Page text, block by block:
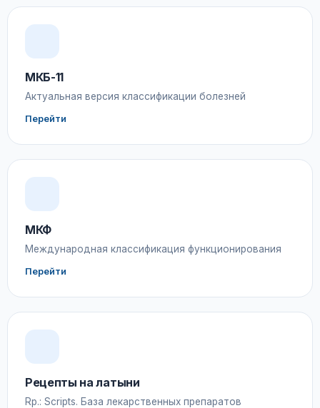
МКБ-11
Актуальная версия классификации болезней
Перейти
МКФ
Международная классификация функционирования
Перейти
Рецепты на латыни
Rp.: Scripts. База лекарственных препаратов